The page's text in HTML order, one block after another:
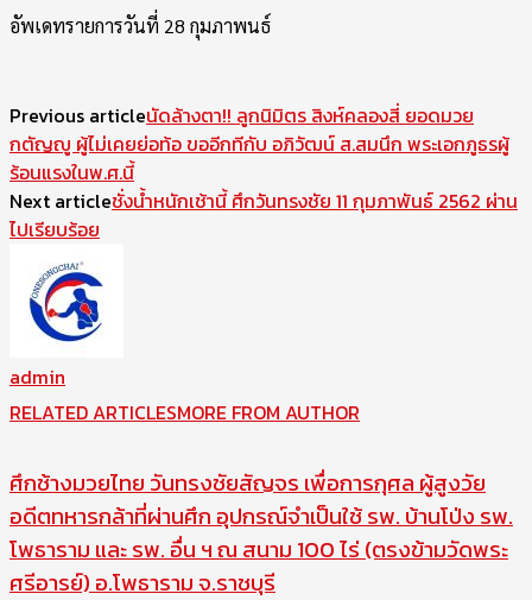
อัพเดทรายการวันที่ 28 กุมภาพนธ์
Previous articleนัดล้างตา!! ลูกนิมิตร สิงห์คลองสี่ ยอดมวย
กตัญญู ผู้ไม่เคยย่อท้อ ขออีกทีกับ อภิวัฒน์ ส.สมนึก พระเอกภูธรผู้
ร้อนแรงในพ.ศ.นี้
Next articleชั่งน้ำหนักเช้านี้ ศึกวันทรงชัย 11 กุมภาพันธ์ 2562 ผ่าน
ไปเรียบร้อย
admin
RELATED ARTICLESMORE FROM AUTHOR
ศึกช้างมวยไทย วันทรงชัยสัญจร เพื่อการกุศล ผู้สูงวัย
อดีตทหารกล้าที่ผ่านศึก อุปกรณ์จำเป็นใช้ รพ. บ้านโป่ง รพ.
โพธาราม และ รพ. อื่น ฯ ณ สนาม 100 ไร่ (ตรงข้ามวัดพระ
ศรีอารย์) อ.โพธาราม จ.ราชบุรี